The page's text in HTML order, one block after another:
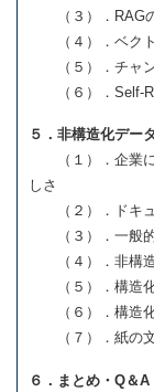
（３）．RAG
（４）．ベクト
（５）．チャン
（６）．Self-
５．非構造化デー
（１）．企業に
しさ
（２）．ドキュ
（３）．一般的
（４）．非構造
（５）．構造化
（６）．構造化
（７）．紙の文
６．まとめ・Q＆A